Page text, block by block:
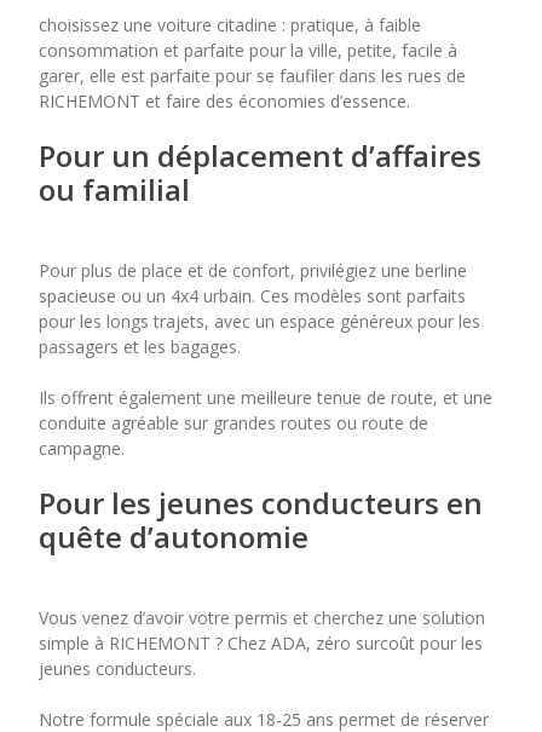
choisissez une voiture citadine : pratique, à faible
consommation et parfaite pour la ville, petite, facile à
garer, elle est parfaite pour se faufiler dans les rues de
RICHEMONT et faire des économies d’essence.
Pour un déplacement d’affaires
ou familial
Pour plus de place et de confort, privilégiez une berline
spacieuse ou un 4x4 urbain. Ces modèles sont parfaits
pour les longs trajets, avec un espace généreux pour les
passagers et les bagages.
Ils offrent également une meilleure tenue de route, et une
conduite agréable sur grandes routes ou route de
campagne.
Pour les jeunes conducteurs en
quête d’autonomie
Vous venez d’avoir votre permis et cherchez une solution
simple à RICHEMONT ? Chez ADA, zéro surcoût pour les
jeunes conducteurs.
Notre formule spéciale aux 18-25 ans permet de réserver